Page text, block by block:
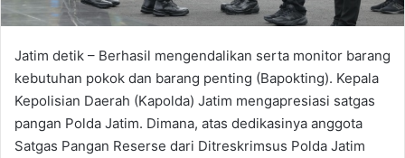
Jatim detik – Berhasil mengendalikan serta monitor barang
kebutuhan pokok dan barang penting (Bapokting). Kepala
Kepolisian Daerah (Kapolda) Jatim mengapresiasi satgas
pangan Polda Jatim. Dimana, atas dedikasinya anggota
Satgas Pangan Reserse dari Ditreskrimsus Polda Jatim